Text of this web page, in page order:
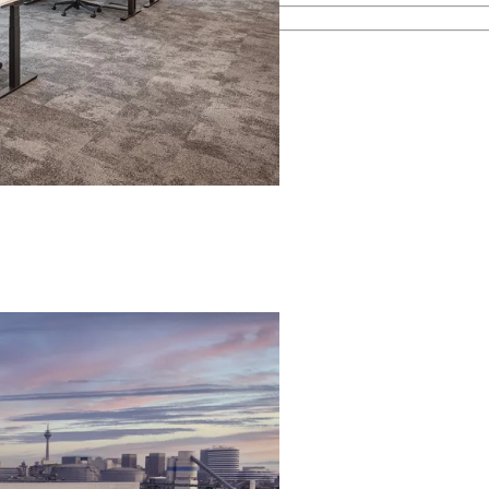
Immobilienprozess.
kennen.